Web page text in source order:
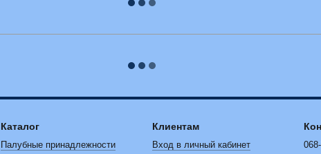
Каталог
Палубные принадлежности
Клиентам
Вход в личный кабинет